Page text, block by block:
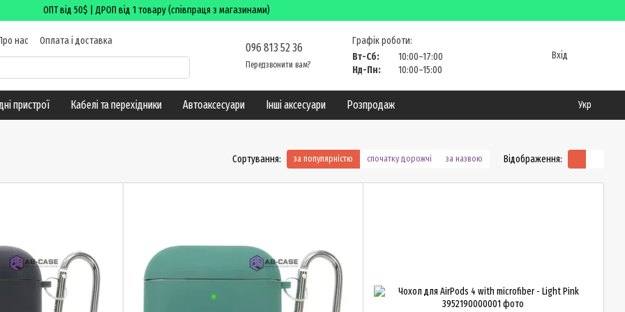
ОПТ від 50$ | ДРОП від 1 товару (співпраця з магазинами)
нас
Оплата і доставка
інформація Блог
096 813 52 36
Передзвонити вам?
Графік роботи:
Вт-Сб:
10:00–17:00
Нд-Пн:
10:00–15:00
Вхід
пристрої Кабелі та перехідники Автоаксесуари Інші аксесуари Розпродаж Укр
Сортування: за популярністю спочатку дорожчі за назвою Відображення: